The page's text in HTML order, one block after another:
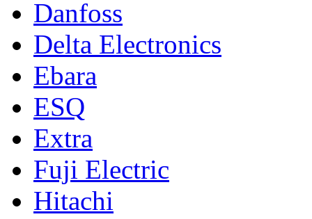
Danfoss
Delta Electronics
Ebara
ESQ
Extra
Fuji Electric
Hitachi